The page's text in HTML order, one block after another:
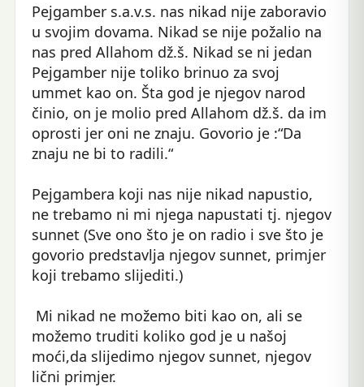
Pejgamber s.a.v.s. nas nikad nije zaboravio
u svojim dovama. Nikad se nije požalio na
nas pred Allahom dž.š. Nikad se ni jedan
Pejgamber nije toliko brinuo za svoj
ummet kao on. Šta god je njegov narod
činio, on je molio pred Allahom dž.š. da im
oprosti jer oni ne znaju. Govorio je :“Da
znaju ne bi to radili.“
Pejgambera koji nas nije nikad napustio,
ne trebamo ni mi njega napustati tj. njegov
sunnet (Sve ono što je on radio i sve što je
govorio predstavlja njegov sunnet, primjer
koji trebamo slijediti.)
Mi nikad ne možemo biti kao on, ali se
možemo truditi koliko god je u našoj
moći,da slijedimo njegov sunnet, njegov
lični primjer.